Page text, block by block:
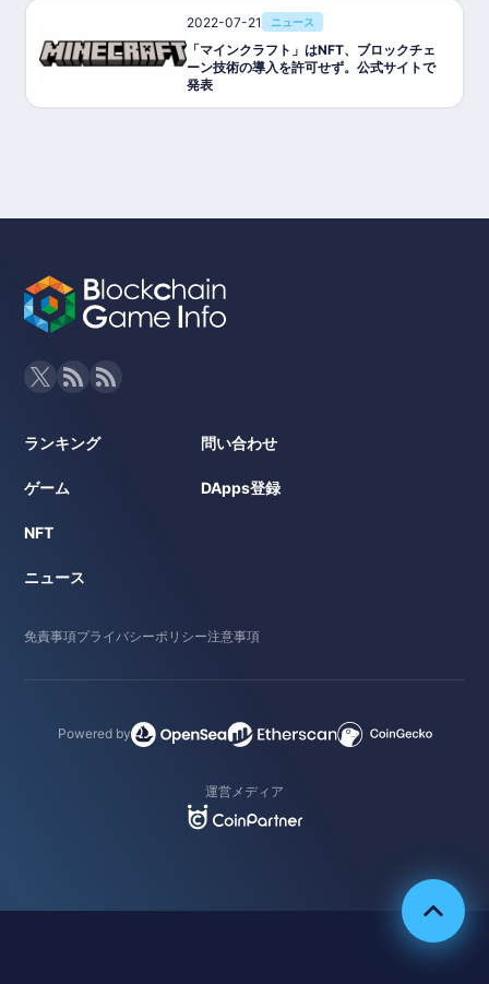
2022-07-21
ニュース
「マインクラフト」はNFT、ブロックチェ
ーン技術の導入を許可せず。公式サイトで
発表
ランキング
ゲーム
NFT
ニュース
問い合わせ
DApps登録
免責事項プライバシーポリシー注意事項
Powered by
運営メディア